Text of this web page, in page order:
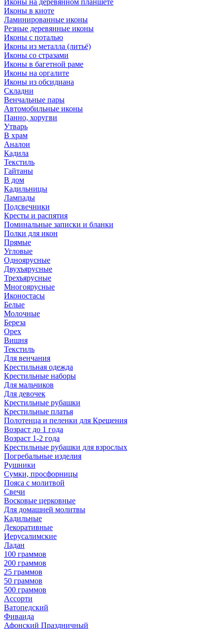
Иконы на деревянном планшете
Иконы в киоте
Ламинированные иконы
Резные деревянные иконы
Иконы с поталью
Иконы из металла (литьё)
Иконы со стразами
Иконы в багетной раме
Иконы на оргалите
Иконы из обсидиана
Складни
Венчальные пары
Автомобильные иконы
Панно, хоругви
Утварь
В храм
Аналои
Кадила
Текстиль
Гайтаны
В дом
Кадильницы
Лампады
Подсвечники
Кресты и распятия
Поминальные записки и бланки
Полки для икон
Прямые
Угловые
Одноярусные
Двухъярусные
Трехъярусные
Многоярусные
Иконостасы
Белые
Молочные
Береза
Орех
Вишня
Текстиль
Для венчания
Крестильная одежда
Крестильные наборы
Для мальчиков
Для девочек
Крестильные рубашки
Крестильные платья
Полотенца и пеленки для Крещения
Возраст до 1 года
Возраст 1-2 года
Крестильные рубашки для взрослых
Погребальные изделия
Рушники
Сумки, просфорницы
Пояса с молитвой
Свечи
Восковые церковные
Для домашней молитвы
Кадильные
Декоративные
Иерусалимские
Ладан
100 граммов
200 граммов
25 граммов
50 граммов
500 граммов
Ассорти
Ватопедский
Фиваида
Афонский Праздничный